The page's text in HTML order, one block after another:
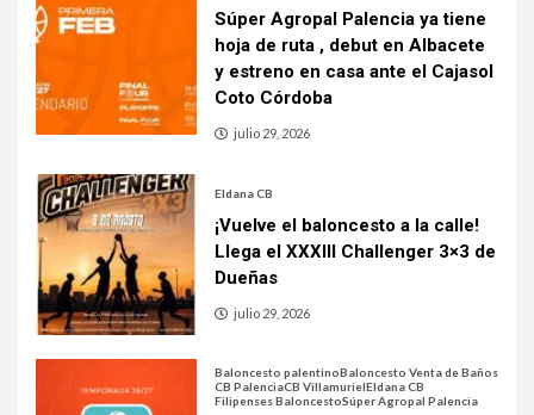
Súper Agropal Palencia ya tiene
hoja de ruta , debut en Albacete
y estreno en casa ante el Cajasol
Coto Córdoba
julio 29, 2026
Eldana CB
¡Vuelve el baloncesto a la calle!
Llega el XXXIII Challenger 3×3 de
Dueñas
julio 29, 2026
Baloncesto palentinoBaloncesto Venta de Baños
CB PalenciaCB VillamurielEldana CB
Filipenses BaloncestoSúper Agropal Palencia